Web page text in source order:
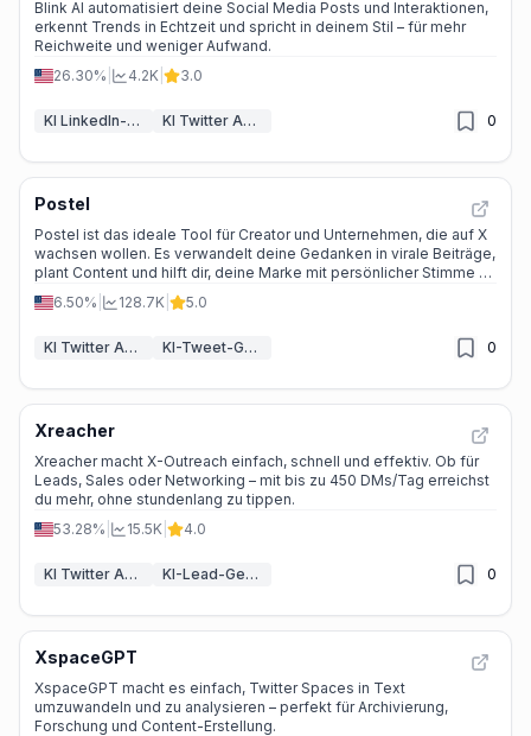
Blink AI automatisiert deine Social Media Posts und Interaktionen,
erkennt Trends in Echtzeit und spricht in deinem Stil – für mehr
Reichweite und weniger Aufwand.
26.30%
4.2K 3.0
KI LinkedIn-Assistent KI Twitter Assistent 0
Postel
Postel ist das ideale Tool für Creator und Unternehmen, die auf X
wachsen wollen. Es verwandelt deine Gedanken in virale Beiträge,
plant Content und hilft dir, deine Marke mit persönlicher Stimme zu
stärken.
6.50% 128.7K 5.0
KI Twitter Assistent KI-Tweet-Generator 0
Xreacher
Xreacher macht X-Outreach einfach, schnell und effektiv. Ob für
Leads, Sales oder Networking – mit bis zu 450 DMs/Tag erreichst
du mehr, ohne stundenlang zu tippen.
53.28%
15.5K 4.0
KI Twitter Assistent KI-Lead-Generierung 0
XspaceGPT
XspaceGPT macht es einfach, Twitter Spaces in Text
umzuwandeln und zu analysieren – perfekt für Archivierung,
Forschung und Content-Erstellung.